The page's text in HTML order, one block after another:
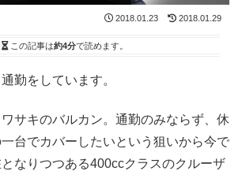
2018.01.23 2018.01.29
この記事は約4分で読めます。
勤をしています。
サキのバルカン。通勤のみならず、休
台でカバーしたいという狙いから今で
なりつつある400ccクラスのクルーザ